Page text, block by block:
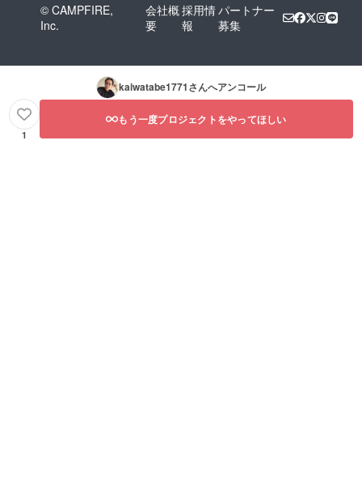
© CAMPFIRE,
Inc.
会社概
要
採用情
報
パートナー
募集
kaiwatabe1771さんへアンコール
1
もう一度プロジェクトをやってほしい